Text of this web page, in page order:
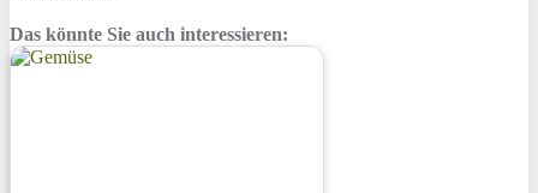
Das könnte Sie auch interessieren: